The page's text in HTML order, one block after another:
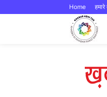
Home हमारे